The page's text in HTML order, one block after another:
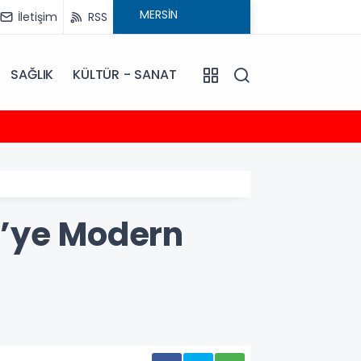
İletişim RSS
SAĞLIK KÜLTÜR - SANAT
Modern